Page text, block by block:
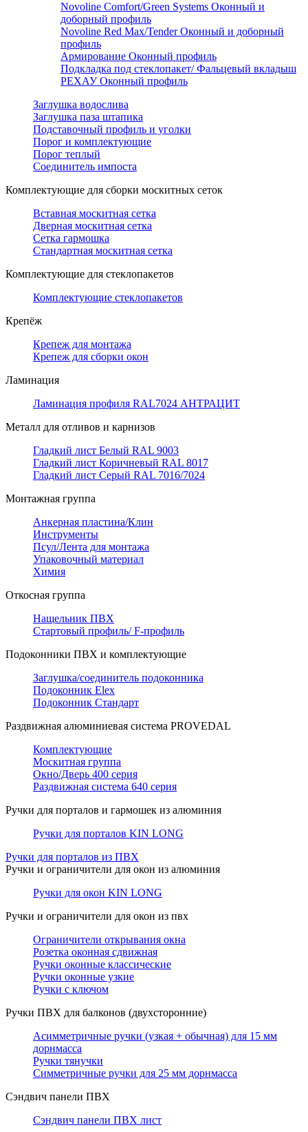
Novoline Comfort/Green Systems Оконный и
доборный профиль
Novoline Red Max/Tender Оконный и доборный
профиль
Армирование Оконный профиль
Подкладка под стеклопакет/ Фальцевый вкладыш
РЕХАУ Оконный профиль
Заглушка водослива
Заглушка паза штапика
Подставочный профиль и уголки
Порог и комплектующие
Порог теплый
Соединитель импоста
Комплектующие для сборки москитных сеток
Вставная москитная сетка
Дверная москитная сетка
Сетка гармошка
Стандартная москитная сетка
Комплектующие для стеклопакетов
Комплектующие стеклопакетов
Крепёж
Крепеж для монтажа
Крепеж для сборки окон
Ламинация
Ламинация профиля RAL7024 АНТРАЦИТ
Металл для отливов и карнизов
Гладкий лист Белый RAL 9003
Гладкий лист Коричневый RAL 8017
Гладкий лист Серый RAL 7016/7024
Монтажная группа
Анкерная пластина/Клин
Инструменты
Псул/Лента для монтажа
Упаковочный материал
Химия
Откосная группа
Нащельник ПВХ
Стартовый профиль/ F-профиль
Подоконники ПВХ и комплектующие
Заглушка/соединитель подоконника
Подоконник Elex
Подоконник Стандарт
Раздвижная алюминиевая система PROVEDAL
Комплектующие
Москитная группа
Окно/Дверь 400 серия
Раздвижная система 640 серия
Ручки для порталов и гармошек из алюминия
Ручки для порталов KIN LONG
Ручки для порталов из ПВХ
Ручки и ограничители для окон из алюминия
Ручки для окон KIN LONG
Ручки и ограничители для окон из пвх
Ограничители открывания окна
Розетка оконная сдвижная
Ручки оконные классические
Ручки оконные узкие
Ручки с ключом
Ручки ПВХ для балконов (двухсторонние)
Асимметричные ручки (узкая + обычная) для 15 мм
дорнмасса
Ручки тянучки
Симметричные ручки для 25 мм дорнмасса
Сэндвич панели ПВХ
Сэндвич панели ПВХ лист